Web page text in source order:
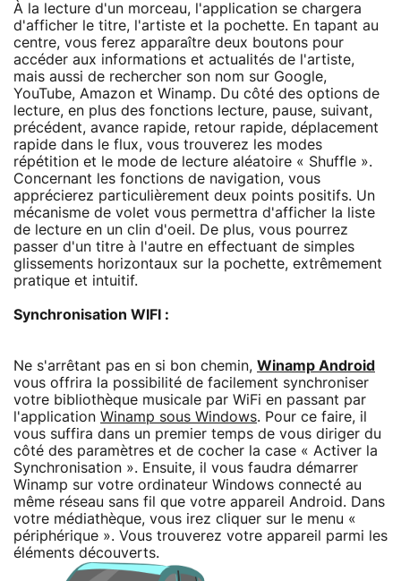
À la lecture d'un morceau, l'application se chargera
d'afficher le titre, l'artiste et la pochette. En tapant au
centre, vous ferez apparaître deux boutons pour
accéder aux informations et actualités de l'artiste,
mais aussi de rechercher son nom sur Google,
YouTube, Amazon et Winamp. Du côté des options de
lecture, en plus des fonctions lecture, pause, suivant,
précédent, avance rapide, retour rapide, déplacement
rapide dans le flux, vous trouverez les modes
répétition et le mode de lecture aléatoire « Shuffle ».
Concernant les fonctions de navigation, vous
apprécierez particulièrement deux points positifs. Un
mécanisme de volet vous permettra d'afficher la liste
de lecture en un clin d'oeil. De plus, vous pourrez
passer d'un titre à l'autre en effectuant de simples
glissements horizontaux sur la pochette, extrêmement
pratique et intuitif.
Synchronisation WIFI :
Ne s'arrêtant pas en si bon chemin, Winamp Android
vous offrira la possibilité de facilement synchroniser
votre bibliothèque musicale par WiFi en passant par
l'application Winamp sous Windows. Pour ce faire, il
vous suffira dans un premier temps de vous diriger du
côté des paramètres et de cocher la case « Activer la
Synchronisation ». Ensuite, il vous faudra démarrer
Winamp sur votre ordinateur Windows connecté au
même réseau sans fil que votre appareil Android. Dans
votre médiathèque, vous irez cliquer sur le menu «
périphérique ». Vous trouverez votre appareil parmi les
éléments découverts.